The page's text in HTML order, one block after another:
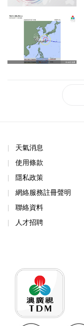
天氣消息
使用條款
隱私政策
網絡服務註冊聲明
聯絡資料
人才招聘